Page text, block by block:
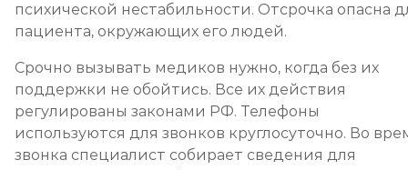
психической нестабильности. Отсрочка опасна
пациента, окружающих его людей.
Срочно вызывать медиков нужно, когда без их
поддержки не обойтись. Все их действия
регулированы законами РФ. Телефоны
используются для звонков круглосуточно. Во
звонка специалист собирает сведения для